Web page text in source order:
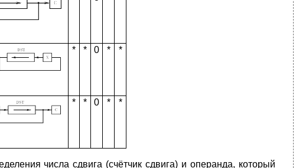
* * 0 * *
* * 0 * *
числа сдвига (счётчик сдвига) и операнда, который